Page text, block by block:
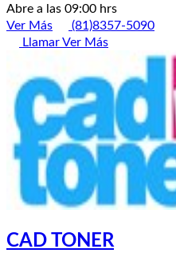
Abre a las 09:00 hrs
Ver Más
(81)8357-5090
LlamarVer Más
CAD TONER